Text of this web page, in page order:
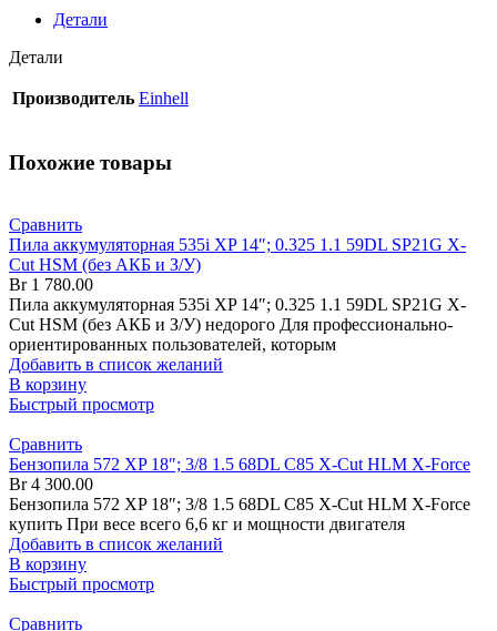
Детали
Детали
Производитель Einhell
Похожие товары
Сравнить
Пила аккумуляторная 535i XP 14″; 0.325 1.1 59DL SP21G X-
Cut HSM (без АКБ и З/У)
Br1 780.00
Пила аккумуляторная 535i XP 14″; 0.325 1.1 59DL SP21G X-
Cut HSM (без АКБ и З/У) недорого Для профессионально-
ориентированных пользователей, которым
Добавить в список желаний
В корзину
Быстрый просмотр
Сравнить
Бензопила 572 XP 18″; 3/8 1.5 68DL C85 X-Cut HLM X-Force
Br4 300.00
Бензопила 572 XP 18″; 3/8 1.5 68DL C85 X-Cut HLM X-Force
купить При весе всего 6,6 кг и мощности двигателя
Добавить в список желаний
В корзину
Быстрый просмотр
Сравнить